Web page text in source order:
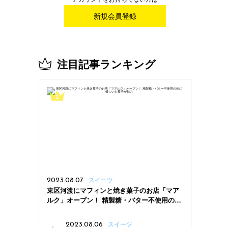
新規会員登録
注目記事ランキング
2023.08.07 スイーツ
東区河渡にマフィンと焼き菓子のお店「マア
ルク」オープン！ 精製糖・バター不使用の体
2023.08.06
スイーツ